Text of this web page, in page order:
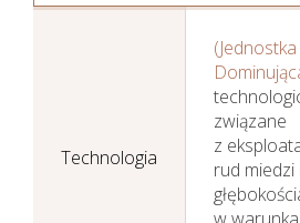
Perspektywy
Technologia
(Jednostka
związane
z
rud miedzi